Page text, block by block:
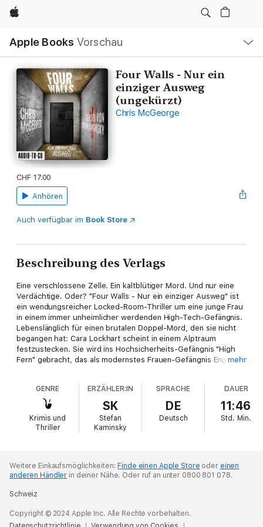
Apple
Apple Books Vorschau
Navigation
Menü
öffnen
Four Walls - Nur ein
einziger Ausweg
(ungekürzt)
Chris McGeorge
CHF 17.00
Anhören
Auch verfügbar im Book Store
Beschreibung des Verlags
Eine verschlossene Zelle. Ein kaltblütiger Mord. Und nur eine
Verdächtige. Oder? "Four Walls - Nur ein einziger Ausweg" ist
ein wendungsreicher Locked-Room-Thriller um eine junge Frau
in einem immer unheimlicher werdenden High-Tech-Gefängnis.
Lebenslänglich für einen brutalen Doppel-Mord, den sie nicht
begangen hat: Cara Lockhart scheint in einem Alptraum
festzustecken. Sie wird ins Hochsicherheits-Gefängnis "High
Fern" gebracht, das als modernstes Frauen-Gefängnis Englands
der Mauern. Doch schon wenige Tage nach ihrer Ankunft
reißen die Wärter Cara mitten in der Nacht brutal aus dem
Schlaf: Die Frau auf der Pritsche neben ihr wurde mit einem
Kopfschuss getötet. Die Zelle war die ganze Nacht
verschlossen, auf den Überwachungskameras ist nichts zu
Mord-Fall unschuldig zu sein. Aber wie soll sie das beweisen?
Wer ist wirklich für die scheinbar unmögliche Tat
machen? Der englische Thriller-Autor Chris McGeorge liefert
Locked-Room-Setting. _
mehr
GENRE
Krimis und
Thriller
ERZÄHLER:IN
SK
Stefan
Kaminsky
SPRACHE
DE
Deutsch
DAUER
11:46
Std. Min.
Weitere Einkaufsmöglichkeiten:Finde einen Apple Store oder einen
anderen Händler in deiner Nähe. Oder ruf an unter 0800 801 078.
Schweiz
Copyright © 2024 Apple Inc. Alle Rechte vorbehalten.